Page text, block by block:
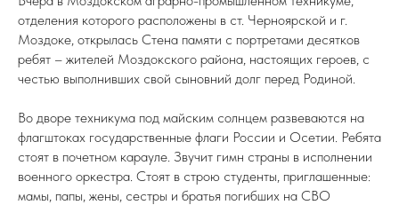
отделения которого расположены в ст. Черноярской и г.
Моздоке, открылась Стена памяти с портретами десятков
ребят – жителей Моздокского района, настоящих героев, с
честью выполнивших свой сыновний долг перед Родиной.
Во дворе техникума под майским солнцем развеваются на
флагштоках государственные флаги России и Осетии. Ребята
стоят в почетном карауле. Звучит гимн страны в исполнении
военного оркестра. Стоят в строю студенты, приглашенные:
мамы, папы, жены, сестры и братья погибших на СВО